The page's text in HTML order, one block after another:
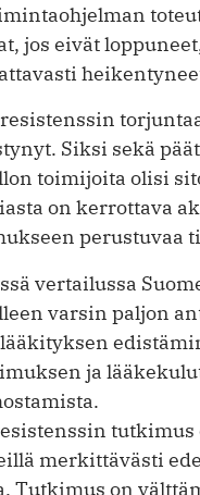
jos eivät
Siksi sekä
toimijoita olisi
on kerrottava
perustuvaa
vertailussa
varsin paljon
ja
tutkimus
merkittävästi
Tutkimus on